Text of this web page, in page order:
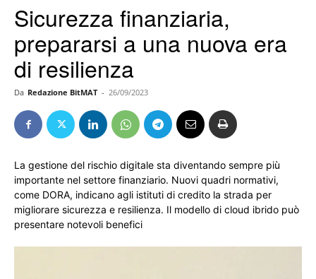
Sicurezza finanziaria,
prepararsi a una nuova era
di resilienza
Da Redazione BitMAT - 26/09/2023
La gestione del rischio digitale sta diventando sempre più
importante nel settore finanziario. Nuovi quadri normativi,
come DORA, indicano agli istituti di credito la strada per
migliorare sicurezza e resilienza. Il modello di cloud ibrido può
presentare notevoli benefici